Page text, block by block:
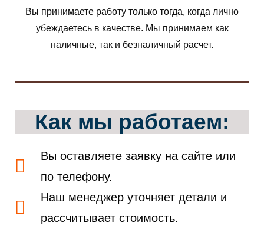
Вы принимаете работу только тогда, когда лично
убеждаетесь в качестве. Мы принимаем как
наличные, так и безналичный расчет.
Как мы работаем:
Вы оставляете заявку на сайте или
по телефону.
Наш менеджер уточняет детали и
рассчитывает стоимость.